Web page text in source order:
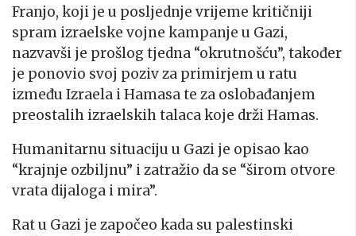
Franjo, koji je u posljednje vrijeme kritičniji
spram izraelske vojne kampanje u Gazi,
nazvavši je prošlog tjedna “okrutnošću”, također
je ponovio svoj poziv za primirjem u ratu
između Izraela i Hamasa te za oslobađanjem
preostalih izraelskih talaca koje drži Hamas.
Humanitarnu situaciju u Gazi je opisao kao
“krajnje ozbiljnu” i zatražio da se “širom otvore
vrata dijaloga i mira”.
Rat u Gazi je započeo kada su palestinski